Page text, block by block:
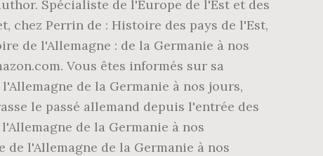
Spécialiste de l'Europe de l'Est et des
Perrin de : Histoire des pays de l'Est,
de l'Allemagne : de la Germanie à nos
Vous êtes informés sur sa
de la Germanie à nos jours,
le passé allemand depuis l'entrée des
de la Germanie à nos
de l'Allemagne de la Germanie à nos